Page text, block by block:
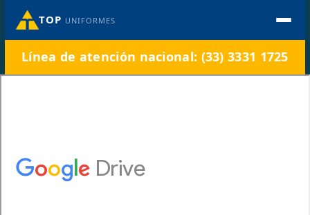
TOP UNIFORMES
Línea de atención nacional: (33) 3331 1725